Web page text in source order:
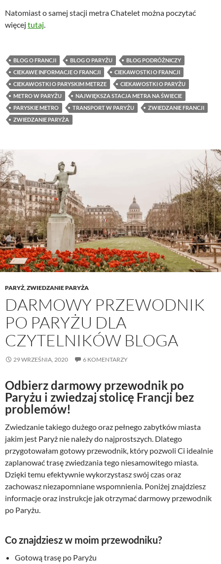
Natomiast o samej stacji metra Chatelet można poczytać
więcej tutaj
BLOG O FRANCJI BLOG O PARYŻU
BLOG PODRÓŻNICZY
CIEKAWE INFORMACJE O FRANCJI
CIEKAWOSTKI O FRANCJI
CIEKAWOSTKI O PARYSKIM METRZE
CIEKAWOSTKI O PARYŻU
METRO W PARYŻU
NAJWIĘKSZA STACJA METRA NA ŚWIECIE
PARYSKIE METRO
TRANSPORT W PARYŻU
ZWIEDZANIE FRANCJI
ZWIEDZANIE PARYŻA
PARYŻ,ZWIEDZANIE PARYŻA
DARMOWY PRZEWODNIK
PO PARYŻU DLA
CZYTELNIKÓW BLOGA
29 WRZEŚNIA, 2020 6 KOMENTARZY
Odbierz darmowy przewodnik po
Paryżu i zwiedzaj stolicę Francji bez
problemów!
Zwiedzanie takiego dużego oraz pełnego zabytków miasta
jakim jest Paryż nie należy do najprostszych. Dlatego
przygotowałam gotowy przewodnik, który pozwoli Ci idealnie
zaplanować trasę zwiedzania tego niesamowitego miasta.
Dzięki temu efektywnie wykorzystasz swój czas oraz
zachowasz niezapomniane wspomnienia. Poniżej znajdziesz
informacje oraz instrukcje jak otrzymać darmowy przewodnik
po Paryżu.
Co znajdziesz w moim przewodniku?
Gotową trasę po Paryżu